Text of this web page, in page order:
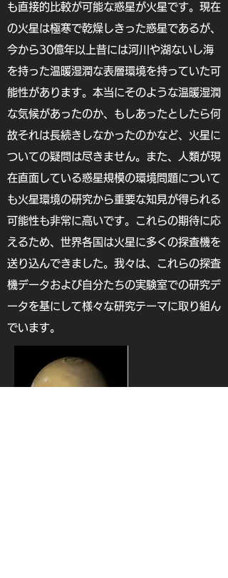
も直接的比較が可能な惑星が火星です。現在
の火星は極寒で乾燥しきった惑星であるが、
今から30億年以上昔には河川や湖ないし海
を持った温暖湿潤な表層環境を持っていた可
能性があります。本当にそのような温暖湿潤
な気候があったのか、もしあったとしたら何
故それは長続きしなかったのかなど、火星に
ついての疑問は尽きません。また、人類が現
在直面している惑星規模の環境問題について
も火星環境の研究から重要な知見が得られる
可能性も非常に高いです。これらの期待に応
えるため、世界各国は火星に多くの探査機を
送り込んできました。我々は、これらの探査
機データおよび自分たちの実験室での研究デ
ータを基にして様々な研究テーマに取り組ん
でいます。